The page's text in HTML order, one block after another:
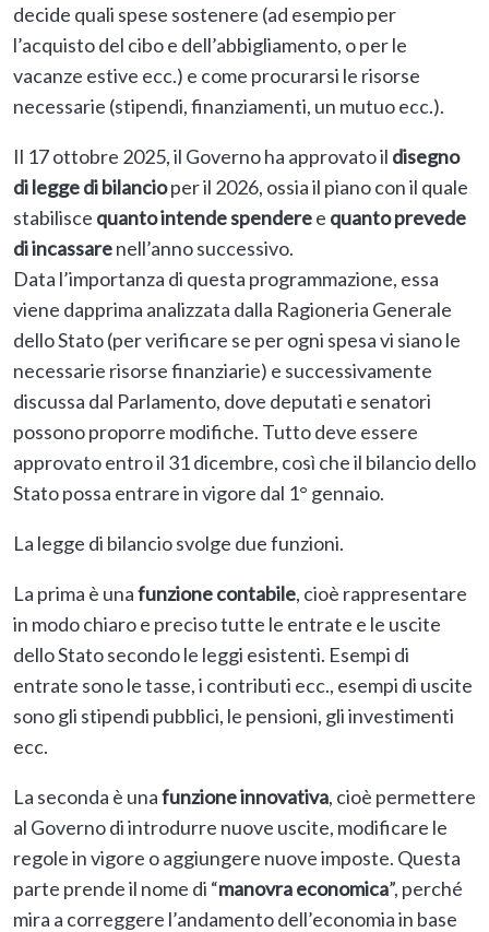
decide quali spese sostenere (ad esempio per
l’acquisto del cibo e dell’abbigliamento, o per le
vacanze estive ecc.) e come procurarsi le risorse
necessarie (stipendi, finanziamenti, un mutuo ecc.).
Il 17 ottobre 2025, il Governo ha approvato il disegno
di legge di bilancioper il 2026, ossia il piano con il quale
stabilisce quanto intende spenderee quanto prevede
di incassarenell’anno successivo.
Data l’importanza di questa programmazione, essa
viene dapprima analizzata dalla Ragioneria Generale
dello Stato (per verificare se per ogni spesa vi siano le
necessarie risorse finanziarie) e successivamente
discussa dal Parlamento, dove deputati e senatori
possono proporre modifiche. Tutto deve essere
approvato entro il 31 dicembre, così che il bilancio dello
Stato possa entrare in vigore dal 1° gennaio.
La legge di bilancio svolge due funzioni.
La prima è unafunzione contabile, cioè rappresentare
in modo chiaro e preciso tutte le entrate e le uscite
dello Stato secondo le leggi esistenti. Esempi di
entrate sono le tasse, i contributi ecc., esempi di uscite
sono gli stipendi pubblici, le pensioni, gli investimenti
ecc.
La seconda è unafunzioneinnovativa, cioè permettere
al Governo di introdurre nuove uscite, modificare le
regole in vigore o aggiungere nuove imposte. Questa
parte prende il nome di “manovra economica”, perché
mira a correggere l’andamento dell’economia in base